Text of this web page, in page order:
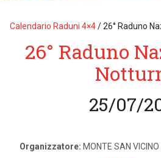
Calendario Raduni 4×4/26° Raduno
26° Raduno
25/07/
Organizzatore: MONTE SAN